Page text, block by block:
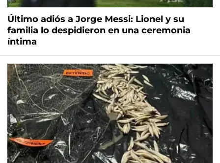
Último adiós a Jorge Messi: Lionel y su
familia lo despidieron en una ceremonia
íntima